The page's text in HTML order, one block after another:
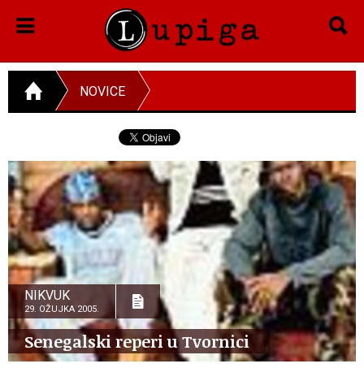
NOVICE
NIKVUK
29. OŽUJKA 2005.
Senegalski reperi u Tvornici